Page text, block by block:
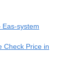
Eas-system
Check Price in